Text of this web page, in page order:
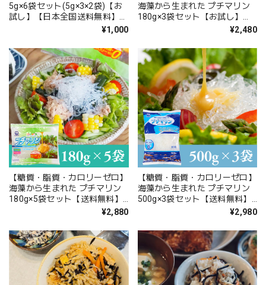
5g×6袋セット(5g×3×2袋)【お
試し】【日本全国送料無料】
¥1,000
海藻から生まれた プチマリン
180g×3袋セット【お試し】
【送料無料】北海道・沖縄は別
¥2,480
【糖質・脂質・カロリーゼロ】
海藻から生まれた プチマリン
180g×5袋セット【送料無料】
北海道・沖縄は別途送料¥2,880
【糖質・脂質・カロリーゼロ】
海藻から生まれた プチマリン
500g×3袋セット【送料無料】
北海道・沖縄は別途送料¥2,980